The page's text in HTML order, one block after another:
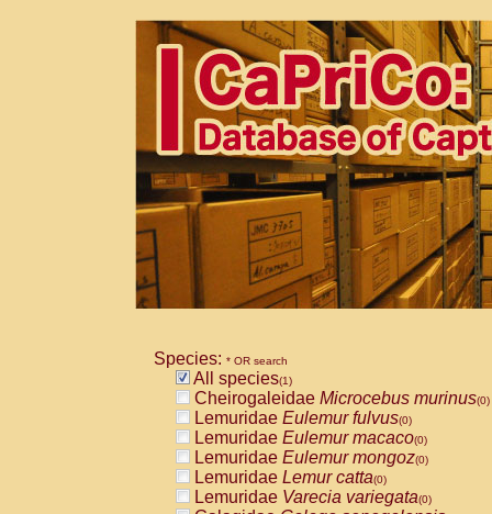
Species: * OR search
All species(1)
Cheirogaleidae Microcebus murinus(0)
Lemuridae Eulemur fulvus(0)
Lemuridae Eulemur macaco(0)
Lemuridae Eulemur mongoz(0)
Lemuridae Lemur catta(0)
Lemuridae Varecia variegata(0)